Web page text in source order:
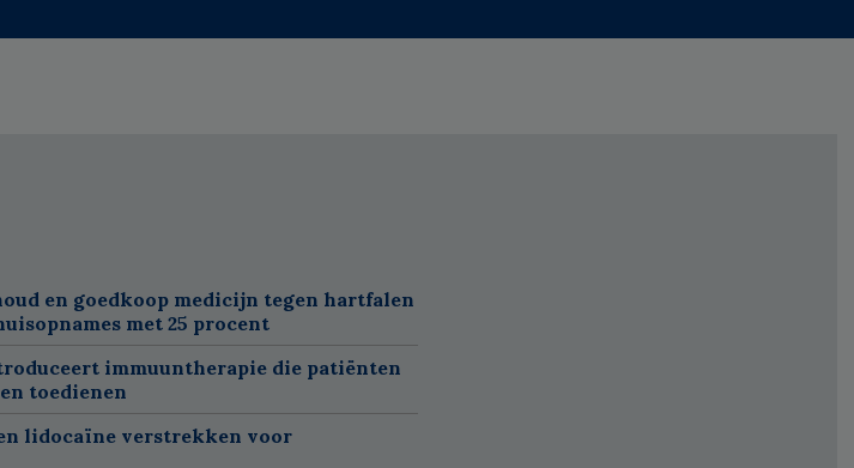
en goedkoop medicijn tegen hartfalen
met 25 procent
immuuntherapie die patiënten
toedienen
lidocaïne verstrekken voor